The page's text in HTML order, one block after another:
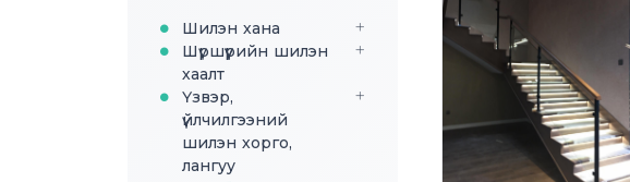
Шилэн хана
Шүршүүрийн шилэн
хаалт
Үзвэр,
үйлчилгээний
шилэн хорго,
лангуу